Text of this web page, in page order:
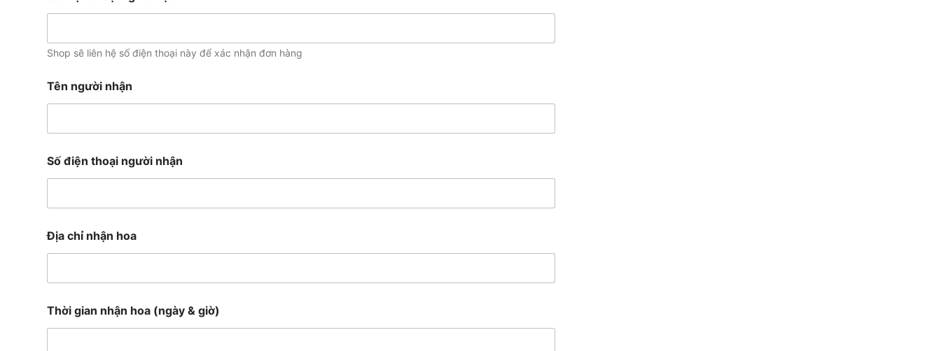
Shop sẽ liên hệ số điện thoại này để xác nhận đơn hàng
Tên người nhận
Số điện thoại người nhận
Địa chỉ nhận hoa
Thời gian nhận hoa (ngày & giờ)